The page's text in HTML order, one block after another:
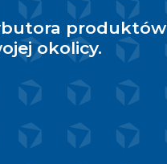
produktów
okolicy.